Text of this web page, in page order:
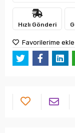
Hızlı Gönderi
Favorilerime ekle